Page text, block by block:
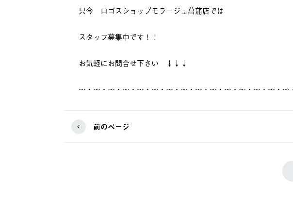
只今 ロゴスショップモラージュ菖蒲店では
スタッフ募集中です！！
お気軽にお問合せ下さい ↓↓↓
～・～・～・～・～・～・～・～・～・～・～・～・～・～・～
前のページ